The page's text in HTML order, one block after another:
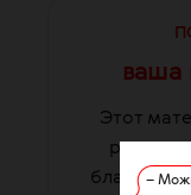
–
ваша
Этот